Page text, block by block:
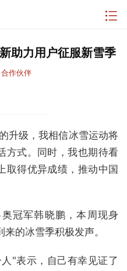
助力用户征服新雪季
合作伙伴
升级，我相信冰雪运动将
方式。同时，我也期待看
取得优异成绩，推动中国
冠军韩晓鹏，本周现身
的冰雪季积极发声。
"表示，自己有幸见证了